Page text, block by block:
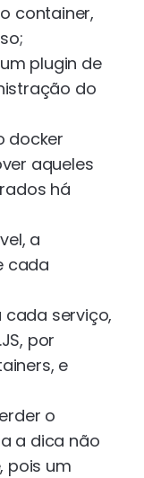
container,
plugin de
do
docker
aqueles
há
a
cada
cada serviço,
por
e
o
a dica não
pois um